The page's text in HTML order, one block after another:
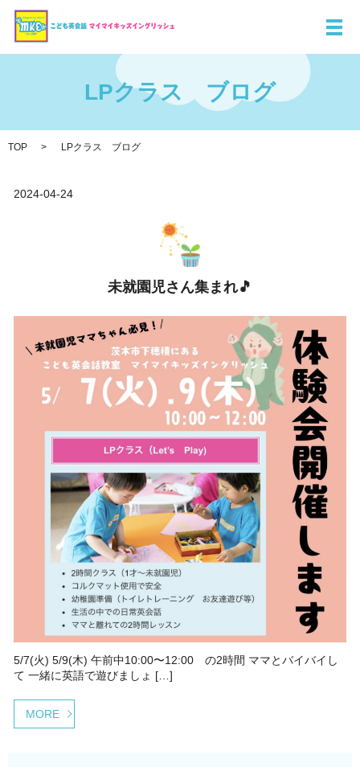
メ
LPクラス ブログ
TOP LPクラス ブログ
2024-04-24
未就園児さん集まれ🎵
5/7(火) 5/9(木) 午前中10:00〜12:00 の2時間 ママとバイバイし
て 一緒に英語で遊びましょ […]
MORE